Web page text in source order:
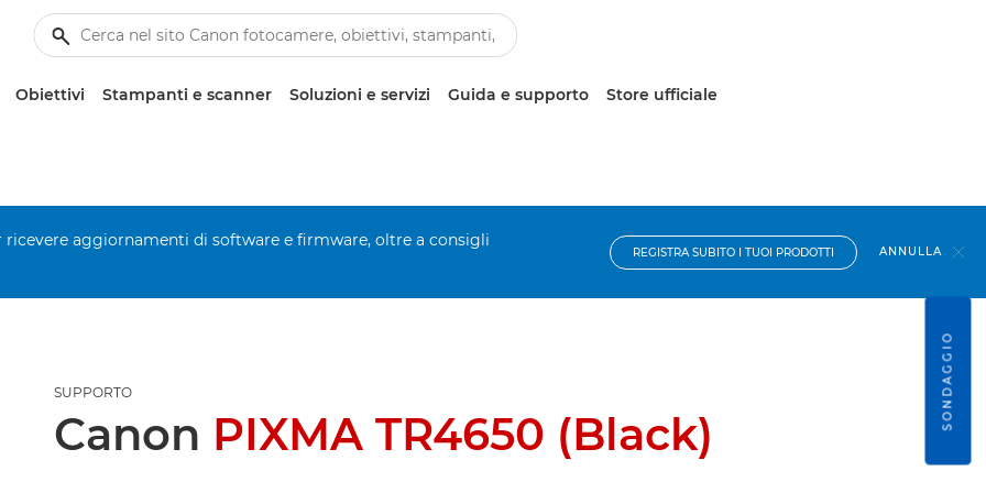
Obiettivi Stampanti e scanner Soluzioni e servizi Guida e supporto Store ufficiale
aggiornamenti di software e firmware, oltre a consigli
REGISTRA SUBITO I TUOI PRODOTTI ANNULLA
SUPPORTO
Canon PIXMA TR4650 (Black)
SONDAGGIO